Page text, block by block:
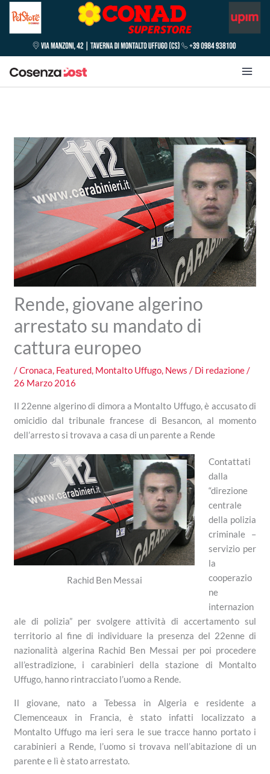
Rende, giovane algerino
arrestato su mandato di
cattura europeo
/Cronaca, Featured, Montalto Uffugo, News / Di redazione/
26 Marzo 2016
Il 22enne algerino di dimora a Montalto Uffugo, è accusato di
omicidio dal tribunale francese di Besancon, al momento
dell’arresto si trovava a casa di un parente a Rende
Rachid Ben Messai
Contattati
dalla
“direzione
centrale
della polizia
criminale –
servizio per
la
cooperazio
ne
internazion
ale di polizia” per svolgere attività di accertamento sul
territorio al fine di individuare la presenza del 22enne di
nazionalità algerina Rachid Ben Messai per poi procedere
all’estradizione, i carabinieri della stazione di Montalto
Uffugo, hanno rintracciato l’uomo a Rende.
Il giovane, nato a Tebessa in Algeria e residente a
Clemenceaux in Francia, è stato infatti localizzato a
Montalto Uffugo ma ieri sera le sue tracce hanno portato i
carabinieri a Rende, l’uomo si trovava nell’abitazione di un
parente e lì è stato arrestato.